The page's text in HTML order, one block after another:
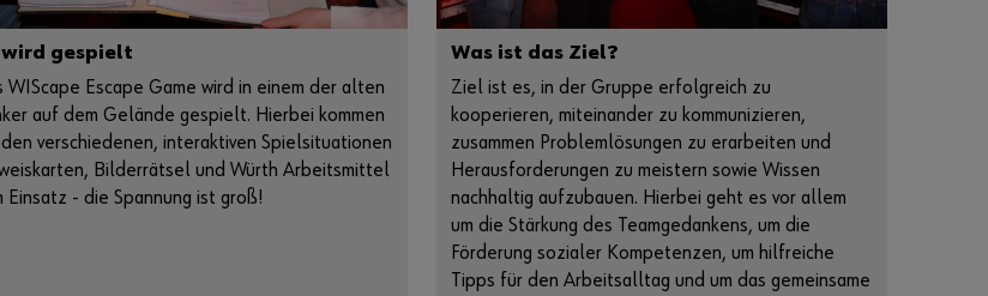
wird gespielt
WIScape Escape Game wird in einem der alten
auf dem Gelände gespielt. Hierbei kommen
verschiedenen, interaktiven Spielsituationen
Bilderrätsel und Würth Arbeitsmittel
Einsatz - die Spannung ist groß!
Was ist das Ziel?
Ziel ist es, in der Gruppe erfolgreich zu
kooperieren, miteinander zu kommunizieren,
zusammen Problemlösungen zu erarbeiten und
Herausforderungen zu meistern sowie Wissen
nachhaltig aufzubauen. Hierbei geht es vor allem
um die Stärkung des Teamgedankens, um die
Förderung sozialer Kompetenzen, um hilfreiche
Tipps für den Arbeitsalltag und um das gemeinsame